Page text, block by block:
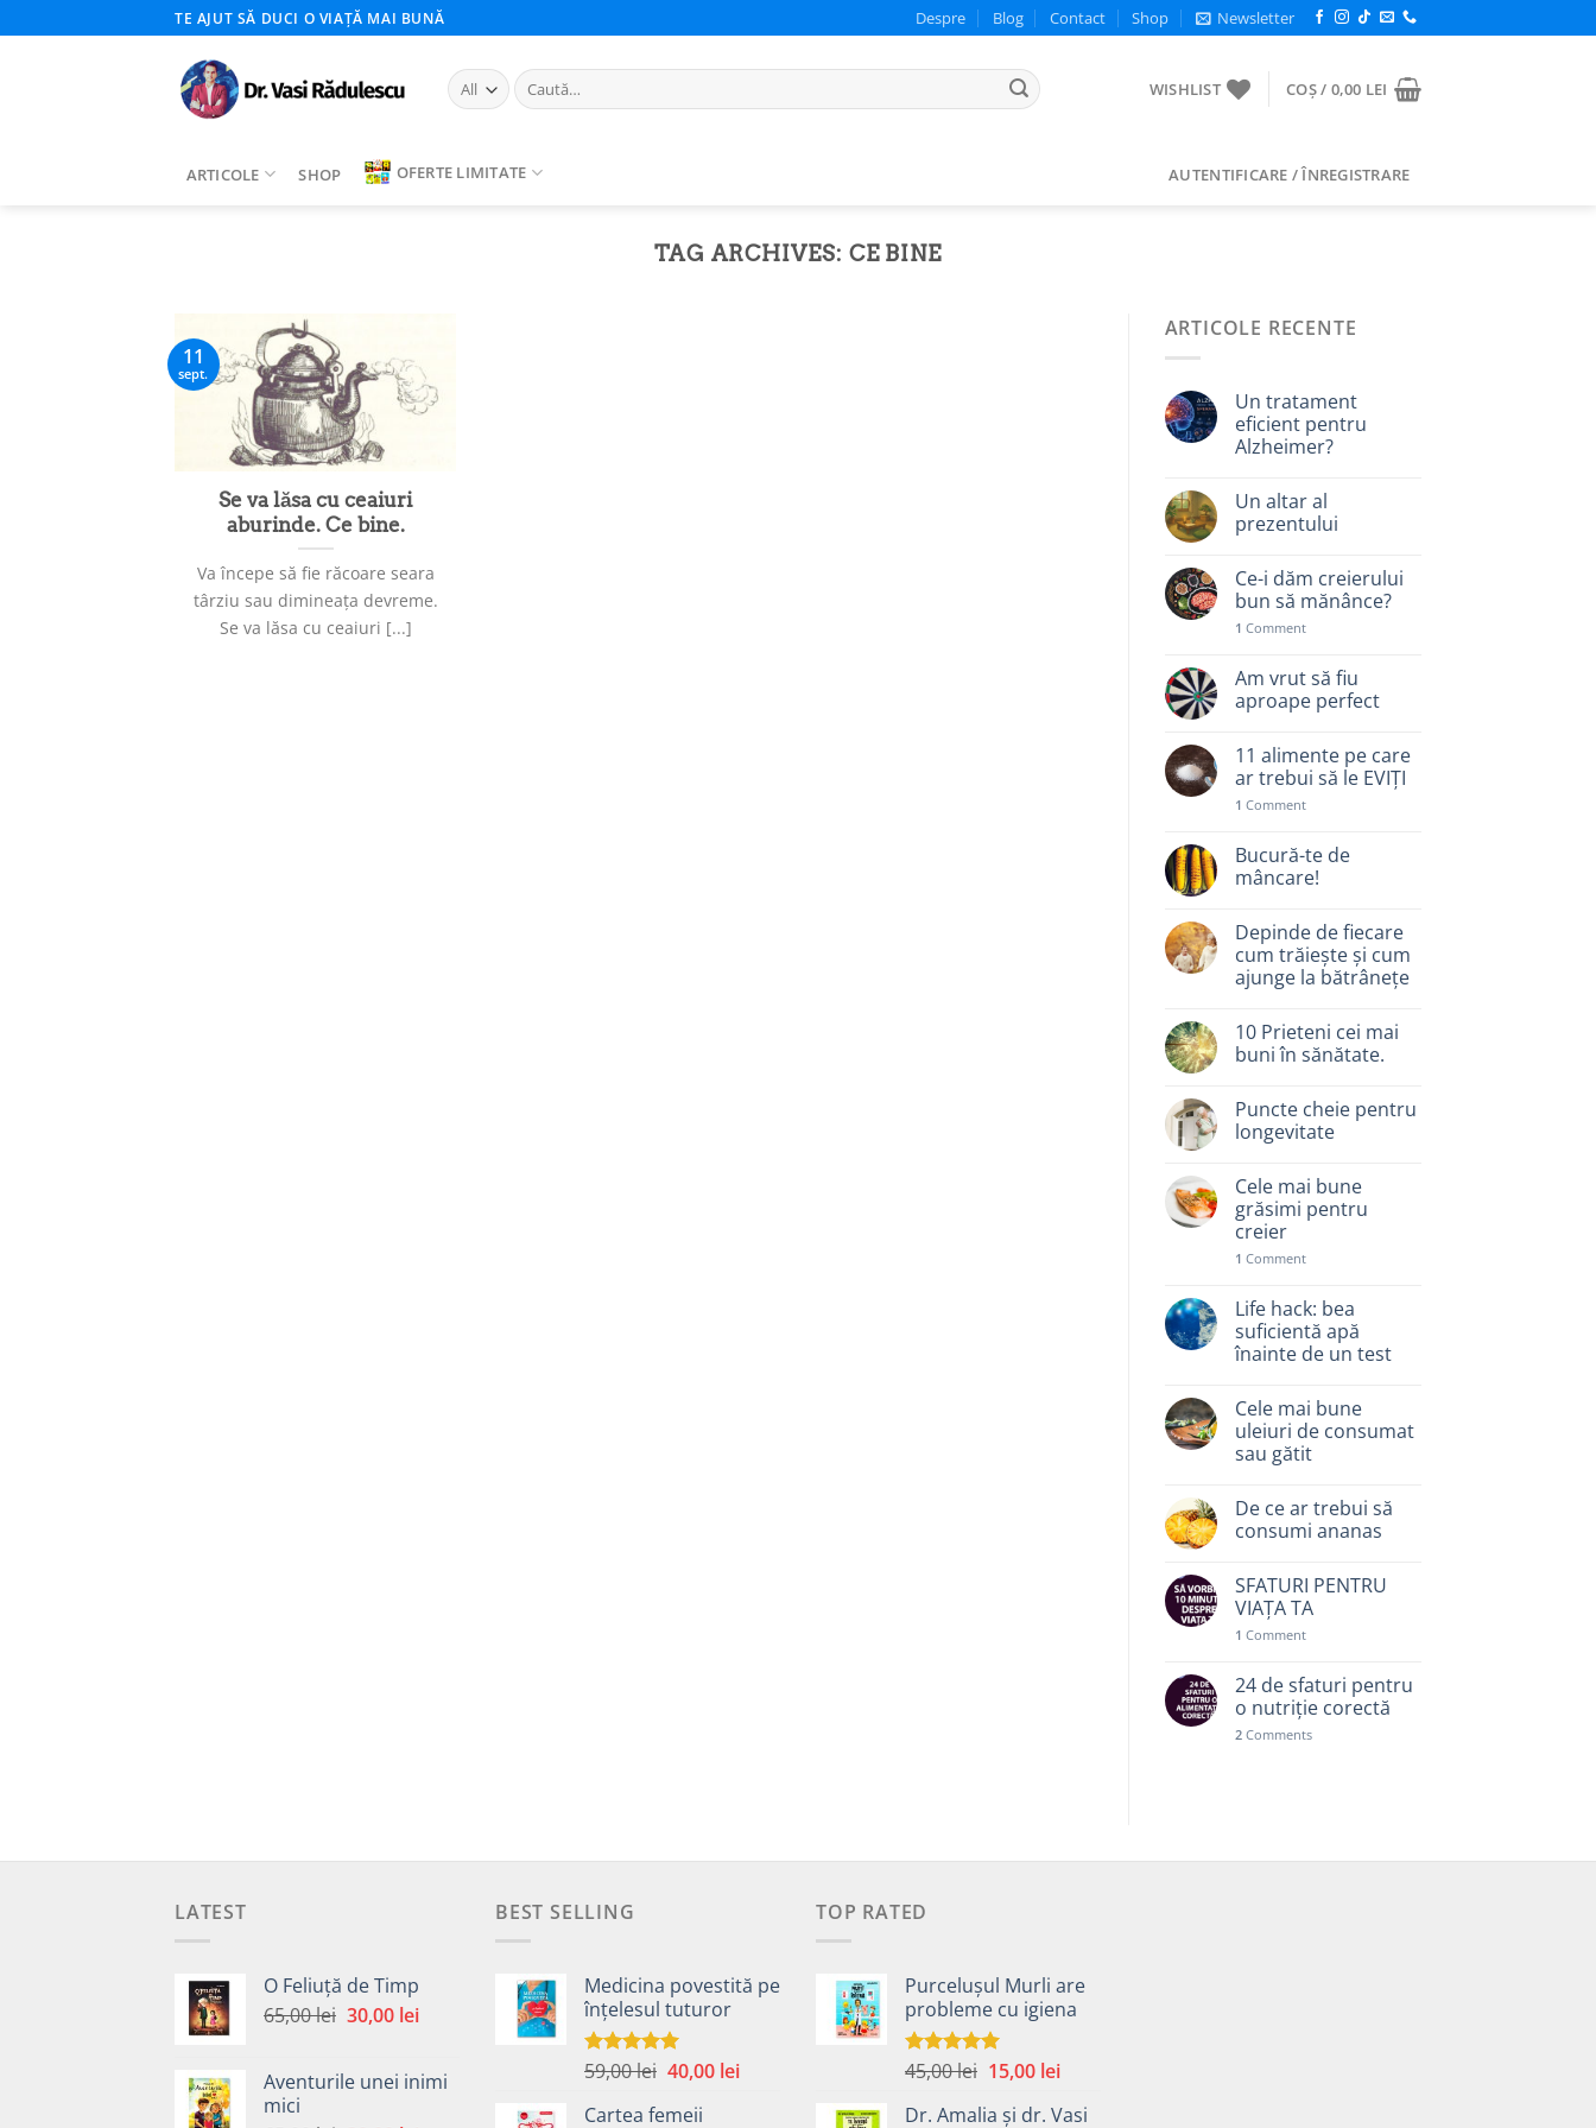
to
TE AJUT SĂ DUCI O VIAȚĂ MAI BUNĂ Despre Blog Contact Shop Newsletter
Caută
după:
WISHLIST COȘ / 0,00 LEI
ARTICOLE SHOP OFERTE LIMITATE AUTENTIFICARE / ÎNREGISTRARE
TAG ARCHIVES: CE BINE
Se va lăsa cu ceaiuri
aburinde. Ce bine.
Va începe să fie răcoare seara
târziu sau dimineața devreme.
Se va lăsa cu ceaiuri [...]
11
sept.
ARTICOLE RECENTE
Un tratament
eficient pentru
Alzheimer?
Un altar al
prezentului
Ce-i dăm creierului
bun să mănânce?
1 Comment
Am vrut să fiu
aproape perfect
11 alimente pe care
ar trebui să le EVIȚI
1 Comment
Bucură-te de
mâncare!
Depinde de fiecare
cum trăiește și cum
ajunge la bătrânețe
10 Prieteni cei mai
buni în sănătate.
Puncte cheie pentru
longevitate
Cele mai bune
grăsimi pentru
creier
1 Comment
Life hack: bea
suficientă apă
înainte de un test
Cele mai bune
uleiuri de consumat
sau gătit
De ce ar trebui să
consumi ananas
SFATURI PENTRU
VIAȚA TA
1 Comment
24 de sfaturi pentru
o nutriție corectă
2Comments
LATEST
O Feliuță de Timp
65,00lei Prețul
fost:
30,00 leiPrețul
30,00 lei.
Aventurile unei inimi
mici
BEST SELLING
Medicina povestită pe
înțelesul tuturor
Evaluat la
59,00lei Prețul
a
40,00 leiPrețul
Cartea femeii
TOP RATED
Purcelușul Murli are
probleme cu igiena
Evaluat la
45,00lei Prețul
a
15,00 leiPrețul
este:
Dr. Amalia și dr. Vasi